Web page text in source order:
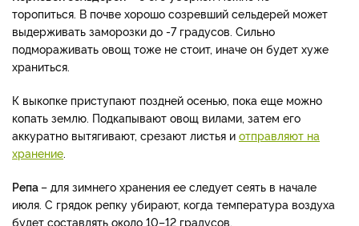
торопиться. В почве хорошо созревший сельдерей может
выдерживать заморозки до -7 градусов. Сильно
подмораживать овощ тоже не стоит, иначе он будет хуже
храниться.
К выкопке приступают поздней осенью, пока еще можно
копать землю. Подкапывают овощ вилами, затем его
аккуратно вытягивают, срезают листья и отправляют на
хранение.
Репа– для зимнего хранения ее следует сеять в начале
июля. С грядок репку убирают, когда температура воздуха
будет составлять около 10–12 градусов.